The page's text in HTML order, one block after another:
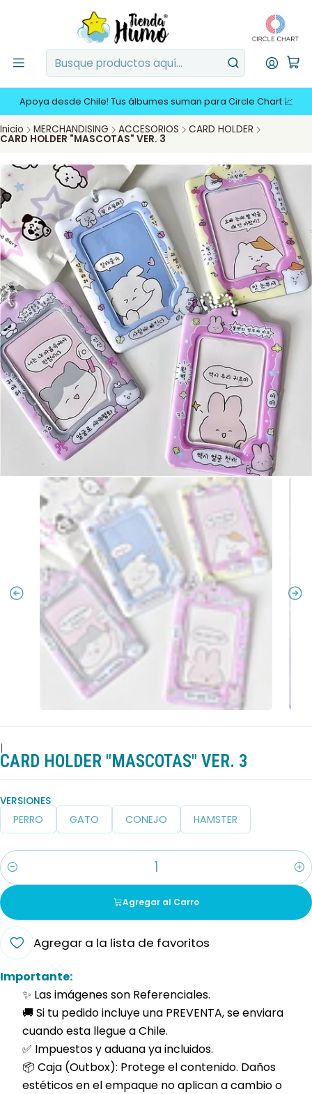
Apoya desde Chile! Tus álbumes suman para Circle Chart 📈
Inicio MERCHANDISING ACCESORIOS CARD HOLDER
CARD HOLDER "MASCOTAS" VER. 3
|
CARD HOLDER "MASCOTAS" VER. 3
VERSIONES
PERRO GATO CONEJO HAMSTER
Cantidad
Agregar al Carro
Agregar a la lista de favoritos
Importante:
✨ Las imágenes son Referenciales.
🚚 Si tu pedido incluye una PREVENTA, se enviara
cuando esta llegue a Chile.
✅ Impuestos y aduana ya incluidos.
📦 Caja (Outbox): Protege el contenido. Daños
estéticos en el empaque no aplican a cambio o